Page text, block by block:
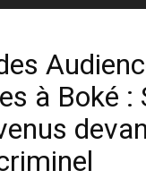
à Boké :